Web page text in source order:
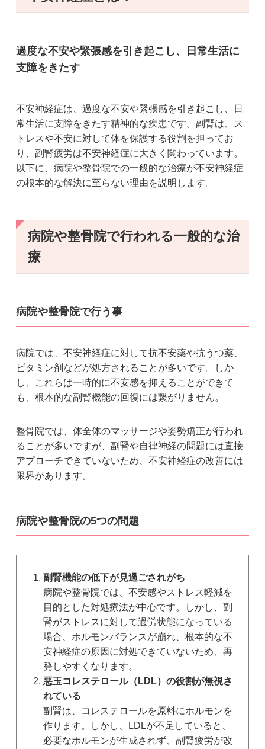
過度な不安や緊張感を引き起こし、日常生活に
支障をきたす
不安神経症は、過度な不安や緊張感を引き起こし、日
常生活に支障をきたす精神的な疾患です。副腎は、ス
トレスや不安に対して体を保護する役割を担ってお
り、副腎疲労は不安神経症に大きく関わっています。
以下に、病院や整骨院での一般的な治療が不安神経症
の根本的な解決に至らない理由を説明します。
病院や整骨院で行われる一般的な治
療
病院や整骨院で行う事
病院では、不安神経症に対して抗不安薬や抗うつ薬、
ビタミン剤などが処方されることが多いです。しか
し、これらは一時的に不安感を抑えることができて
も、根本的な副腎機能の回復には繋がりません。
整骨院では、体全体のマッサージや姿勢矯正が行われ
ることが多いですが、副腎や自律神経の問題には直接
アプローチできていないため、不安神経症の改善には
限界があります。
病院や整骨院の5つの問題
副腎機能の低下が見過ごされがち
病院や整骨院では、不安感やストレス軽減を
目的とした対処療法が中心です。しかし、副
腎がストレスに対して過労状態になっている
場合、ホルモンバランスが崩れ、根本的な不
安神経症の原因に対処できていないため、再
発しやすくなります。
悪玉コレステロール（LDL）の役割が無視さ
れている
副腎は、コレステロールを原料にホルモンを
作ります。しかし、LDLが不足していると、
必要なホルモンが生成されず、副腎疲労が改